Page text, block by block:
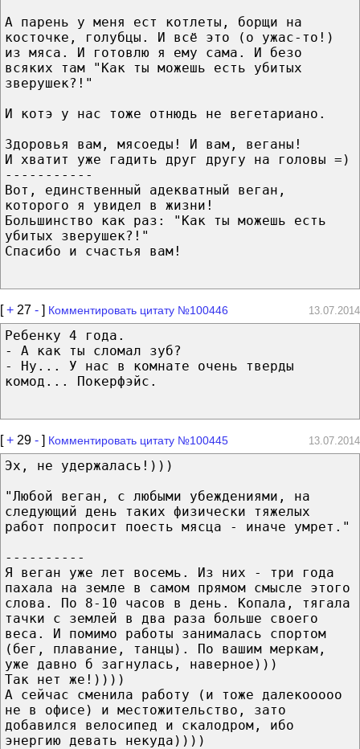
А парень у меня ест котлеты, борщи на
косточке, голубцы. И всё это (о ужас-то!)
из мяса. И готовлю я ему сама. И безо
всяких там "Как ты можешь есть убитых
зверушек?!"
И котэ у нас тоже отнюдь не вегетариано.
Здоровья вам, мясоеды! И вам, веганы!
И хватит уже гадить друг другу на головы =)
-----------
Вот, единственный адекватный веган,
которого я увидел в жизни!
Большинство как раз: "Как ты можешь есть
убитых зверушек?!"
Спасибо и счастья вам!
[+ 27 - ] Комментировать цитату №100446 13.07.2014
Ребенку 4 года.
- А как ты сломал зуб?
- Ну... У нас в комнате очень тверды
комод... Покерфэйс.
[+ 29 - ] Комментировать цитату №100445 13.07.2014
Эх, не удержалась!)))
"Любой веган, с любыми убеждениями, на
следующий день таких физически тяжелых
работ попросит поесть мясца - иначе умрет."
----------
Я веган уже лет восемь. Из них - три года
пахала на земле в самом прямом смысле этого
слова. По 8-10 часов в день. Копала, тягала
тачки с землей в два раза больше своего
веса. И помимо работы занималась спортом
(бег, плавание, танцы). По вашим меркам,
уже давно б загнулась, наверное)))
Так нет же!))))
А сейчас сменила работу (и тоже далекооооо
не в офисе) и местожительство, зато
добавился велосипед и скалодром, ибо
энергию девать некуда))))